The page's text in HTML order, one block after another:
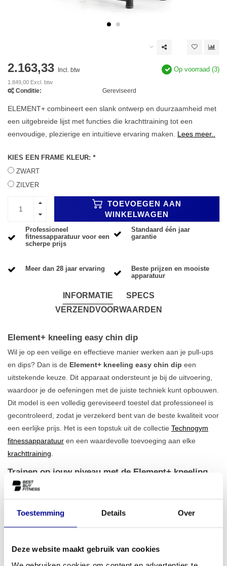
Toestemming Details Over
Deze website maakt gebruik van cookies
2.163,33 Incl. btw
1.849,00 Excl. btw
Op voorraad (3)
Conditie: Gereviseerd
ELEMENT+ combineert een slank ontwerp en duurzaamheid met
een uitgebreide lijst met functies die krachttraining tot een
eenvoudige, plezierige en intuïtieve ervaring maken. Lees meer..
KIES EEN FRAME KLEUR: *
ZWART
ZILVER
TOEVOEGEN AAN
WINKELWAGEN
Professioneel
fitnessapparatuur voor een
scherpe prijs
Standaard één jaar
garantie
Meer dan 28 jaar ervaring
Beste prijzen en mooiste
apparatuur
INFORMATIE
SPECS
VERZENDVOORWAARDEN
Element+ kneeling easy chin dip
Wil je op een veilige en effectieve manier werken aan je pull-ups
en dips? Dan is de Element+ kneeling easy chin dip een
uitstekende keuze. Dit apparaat ondersteunt je bij de uitvoering,
waardoor je de oefeningen met de juiste techniek kunt opbouwen.
Dit model is een volledig gereviseerd toestel dat professioneel is
gecontroleerd, zodat je verzekerd bent van de beste kwaliteit voor
een eerlijke prijs. Het is een topstuk uit de collectie Technogym
fitnessapparatuur en een waardevolle toevoeging aan elke
krachttraining
Trainen op jouw niveau met de Element+ kneeling
easy chin dip
lichaamsgewicht compenseert, waardoor je zelfs als beginner
van 110 kg. Zo blijf je jezelf uitdagen en bouw je kracht